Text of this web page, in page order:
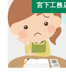
宮下工務